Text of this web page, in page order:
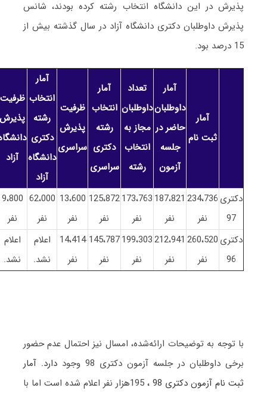
پذیرش در این دانشگاه انتخاب رشته کرده بودند، شانس
پذیرش داوطلبان دکتری دانشگاه آزاد در سال گذشته بیش از
15 درصد بود.
آمار
ثبت نام
آمار
داوطلبان
حاضر در
جلسه
آزمون
تعداد
داوطلبان
مجاز به
انتخاب
رشته
آمار
انتخاب
رشته
دکتری
سراسری
ظرفیت
پذیرش
سراسری
آمار
انتخاب
رشته
دکتری
دانشگاه
آزاد
ظرفیت
پذیرش
آزاد
دکتری
97
234،736
نفر
187،821
نفر
173،763
نفر
125،872
نفر
13،600
نفر
62،000
نفر
9،800
نفر
دکتری
96
260،520
نفر
212،941
نفر
199،303
نفر
145،787
نفر
14،414
نفر
اعلام
نشد.
اعلام
نشد.
با توجه به توضیحات ارائه‌شده، امسال نیز احتمال عدم حضور
برخی داوطلبان در جلسه آزمون دکتری 98 وجود
دارد. آمار
ثبت نام آزمون دکتری 98
،
195هزار نفر اعلام شده است اما با